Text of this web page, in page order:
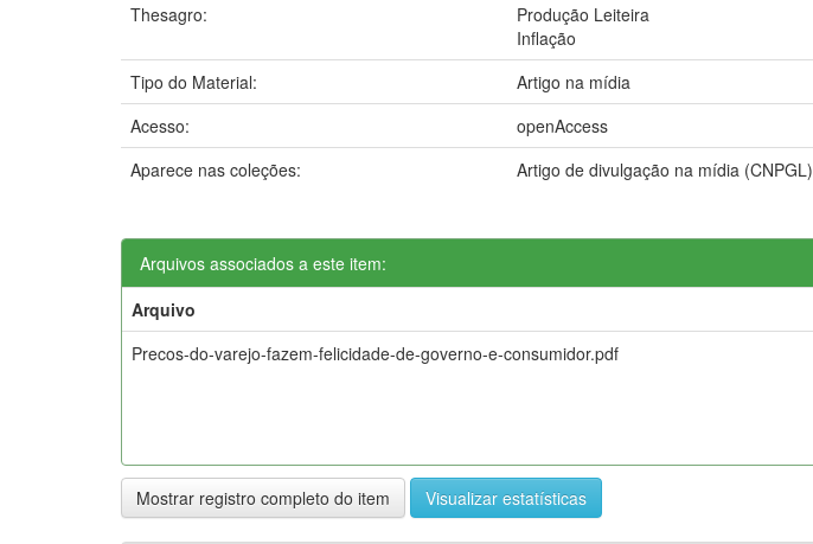
Thesagro:
Produção Leiteira
Inflação
Tipo do Material:
Artigo na mídia
Acesso:
openAccess
Aparece nas coleções:
Artigo de divulgação na mídia (CNPGL)
Arquivos associados a este item:
Arquivo
Precos-do-varejo-fazem-felicidade-de-governo-e-consumidor.pdf
Mostrar registro completo do item Visualizar estatísticas